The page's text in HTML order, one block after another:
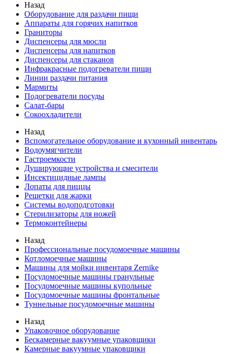
Назад
Оборудование для раздачи пищи
Аппараты для горячих напитков
Граниторы
Диспенсеры для мюсли
Диспенсеры для напитков
Диспенсеры для стаканов
Инфракрасные подогреватели пищи
Линии раздачи питания
Мармиты
Подогреватели посуды
Салат-бары
Сокоохладители
Назад
Вспомогательное оборудование и кухонный инвентарь
Водоумягчители
Гастроемкости
Душирующие устройства и смесители
Инсектицидные лампы
Лопаты для пиццы
Решетки для жарки
Системы водоподготовки
Стерилизаторы для ножей
Термоконтейнеры
Назад
Профессиональные посудомоечные машины
Котломоечные машины
Машины для мойки инвентаря Zernike
Посудомоечные машины гранульные
Посудомоечные машины купольные
Посудомоечные машины фронтальные
Туннельные посудомоечные машины
Назад
Упаковочное оборудование
Бескамерные вакуумные упаковщики
Камерные вакуумные упаковщики